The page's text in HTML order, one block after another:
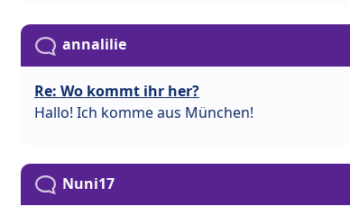
annalilie
Re: Wo kommt ihr her?
Hallo! Ich komme aus München!
Nuni17